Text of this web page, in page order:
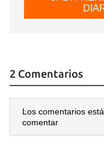
2 Comentarios
Los comentarios
comentar